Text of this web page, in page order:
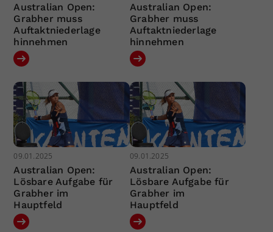
Australian Open:
Grabher muss
Auftaktniederlage
hinnehmen
Australian Open:
Grabher muss
Auftaktniederlage
hinnehmen
09.01.2025
Australian Open:
Lösbare Aufgabe für
Grabher im
Hauptfeld
09.01.2025
Australian Open:
Lösbare Aufgabe für
Grabher im
Hauptfeld